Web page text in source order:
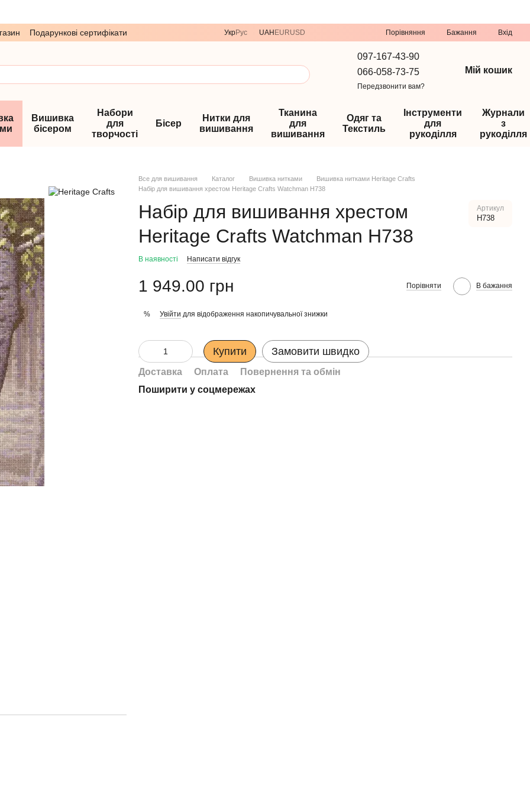
Подарункові сертифікати УкрРус UAH EURUSD Порівняння Бажання Вхід
097-167-43-90
066-058-73-75
Передзвонити вам?
Мій кошик
Вишивка
бісером
Набори
для
творчості
Бісер
Нитки для
вишивання
Тканина
для
вишивання
Одяг та
Текстиль
Інструменти
для
рукоділля
Журнали
з
рукоділля
Все для вишивання Каталог Вишивка нитками
Вишивка нитками Heritage Crafts
Набір для вишивання хрестом Heritage Crafts Watchman H738
Набір для вишивання хрестом
Heritage Crafts Watchman H738
Артикул
H738
В наявності Написати відгук
1 949.00 грн Порівняти В бажання
% Увійти для відображення накопичувальної знижки
Купити Замовити швидко
Доставка Оплата
Повернення та обмін
Поширити у соцмережах